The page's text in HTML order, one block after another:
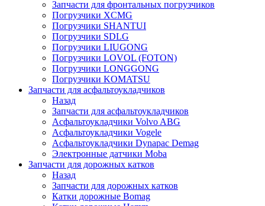
Запчасти для фронтальных погрузчиков
Погрузчики XCMG
Погрузчики SHANTUI
Погрузчики SDLG
Погрузчики LIUGONG
Погрузчики LOVOL (FOTON)
Погрузчики LONGGONG
Погрузчики KOMATSU
Запчасти для асфальтоукладчиков
Назад
Запчасти для асфальтоукладчиков
Асфальтоукладчики Volvo ABG
Асфальтоукладчики Vogele
Асфальтоукладчики Dynapac Demag
Электронные датчики Moba
Запчасти для дорожных катков
Назад
Запчасти для дорожных катков
Катки дорожные Bomag